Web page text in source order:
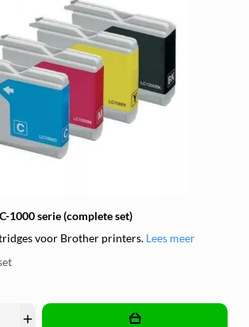
1000 serie (complete set)
voor Brother printers. Lees meer
add